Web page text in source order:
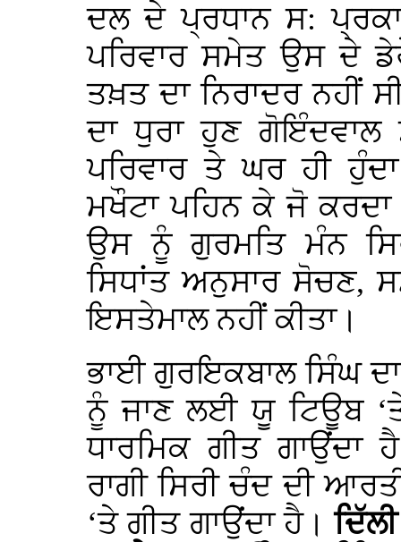
ਦਲ ਦੇ ਪ੍ਰਧਾਨ ਸ:
ਪਰਿਵਾਰ ਸਮੇਤ ਉਸ ਦੇ
ਤਖ਼ਤ ਦਾ ਨਿਰਾਦਰ ਨਹੀਂ
ਦਾ ਧੁਰਾ ਹੁਣ ਗੋਇੰਦਵਾਲ
ਪਰਿਵਾਰ ਤੇ ਘਰ ਹੀ
ਮਖੌਟਾ ਪਹਿਨ ਕੇ ਜੋ
ਉਸ ਨੂੰ ਗੁਰਮਤਿ ਮੰਨ
ਸਿਧਾਂਤ ਅਨੁਸਾਰ ਸੋਚਣ,
ਇਸਤੇਮਾਲ ਨਹੀਂ ਕੀਤਾ।
ਭਾਈ ਗੁਰਇਕਬਾਲ ਸਿੰਘ
ਨੂੰ ਜਾਣ ਲਈ ਯੂ ਟਿਊਬ
ਧਾਰਮਿਕ ਗੀਤ ਗਾਉਂਦਾ
ਰਾਗੀ ਸਿਰੀ ਚੰਦ ਦੀ
‘ਤੇ ਗੀਤ ਗਾਉਂਦਾ ਹੈ।